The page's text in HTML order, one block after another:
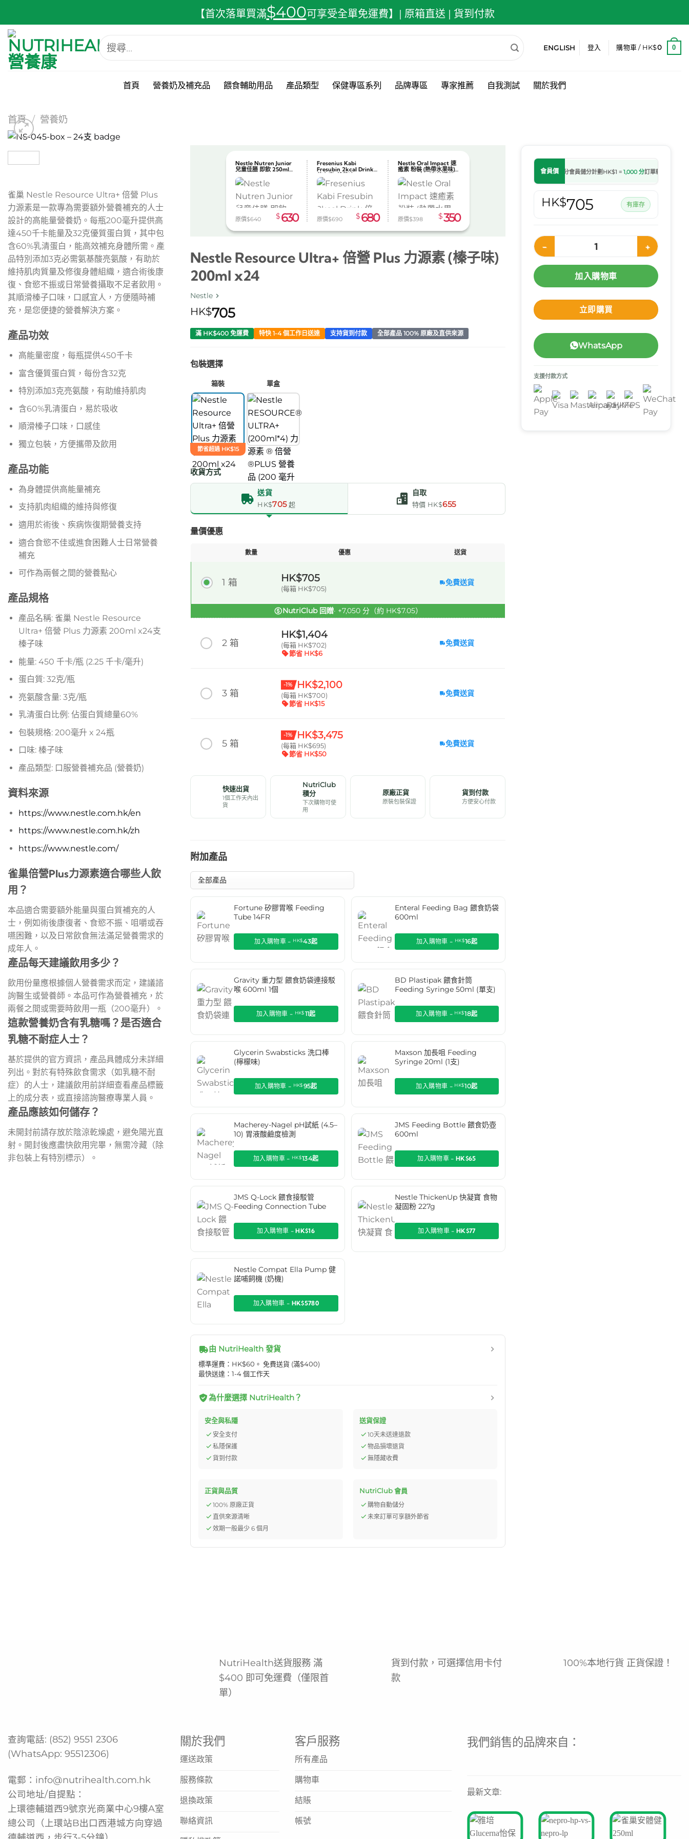
【首次落單買滿$400可享受全單免運費】| 原箱直送 | 貨到付款
搜
尋
ENGLISH 登入 購物車 / HK$0 0
首頁 營養奶及補充品 餵食輔助用品 產品類型 保健專區系列 品牌專區 專家推薦 自我測試 關於我們
首頁 / 營養奶
雀巢 Nestle Resource Ultra+ 倍營 Plus
力源素是一款專為需要額外營養補充的人士
設計的高能量營養奶。每瓶200毫升提供高
達450千卡能量及32克優質蛋白質，其中包
含60%乳清蛋白，能高效補充身體所需。產
品特別添加3克必需氨基酸亮氨酸，有助於
維持肌肉質量及修復身體組織，適合術後康
復、食慾不振或日常營養攝取不足者飲用。
其順滑榛子口味，口感宜人，方便隨時補
充，是您便捷的營養解決方案。
產品功效
高能量密度，每瓶提供450千卡
富含優質蛋白質，每份含32克
特別添加3克亮氨酸，有助維持肌肉
含60%乳清蛋白，易於吸收
順滑榛子口味，口感佳
獨立包裝，方便攜帶及飲用
產品功能
為身體提供高能量補充
支持肌肉組織的維持與修復
適用於術後、疾病恢復期營養支持
適合食慾不佳或進食困難人士日常營養
補充
可作為兩餐之間的營養點心
產品規格
產品名稱: 雀巢 Nestle Resource
Ultra+ 倍營 Plus 力源素 200ml x24支
榛子味
能量: 450 千卡/瓶 (2.25 千卡/毫升)
蛋白質: 32克/瓶
亮氨酸含量: 3克/瓶
乳清蛋白比例: 佔蛋白質總量60%
包裝規格: 200毫升 x 24瓶
口味: 榛子味
產品類型: 口服營養補充品 (營養奶)
資料來源
https://www.nestle.com.hk/en
https://www.nestle.com.hk/zh
https://www.nestle.com/
雀巢倍營Plus力源素適合哪些人飲
用？
本品適合需要額外能量與蛋白質補充的人
士，例如術後康復者、食慾不振、咀嚼或吞
嚥困難，以及日常飲食無法滿足營養需求的
成年人。
產品每天建議飲用多少？
飲用份量應根據個人營養需求而定，建議諮
詢醫生或營養師。本品可作為營養補充，於
兩餐之間或需要時飲用一瓶（200毫升）。
這款營養奶含有乳糖嗎？是否適合
乳糖不耐症人士？
基於提供的官方資訊，產品具體成分未詳細
列出。對於有特殊飲食需求（如乳糖不耐
症）的人士，建議飲用前詳細查看產品標籤
上的成分表，或直接諮詢醫療專業人員。
產品應該如何儲存？
未開封前請存放於陰涼乾燥處，避免陽光直
射。開封後應盡快飲用完畢，無需冷藏（除
非包裝上有特別標示）。
Nestle Nutren Junior
兒童佳膳 即飲 250ml
x24
原價$640 $ 630
Fresenius Kabi
Fresubin 2kcal Drink
倍力康 (雜莓味) 200ml
x24
原價$690 $ 680
Nestle Oral Impact 速
癒素 粉裝 (熱帶水果味)
74g x10包（有效期到
2026.08.31）
原價$398 $350
Nestle Resource Ultra+ 倍營 Plus 力源素 (榛子味)
200ml x24
Nestle
HK$705
滿 HK$400 免運費 特快 1-4 個工作日送達 支持貨到付款 全部產品 100% 原廠及直供來源
包裝選擇
箱裝
節省超過 HK$15
單盒
收貨方式
送貨
HK$705起
自取
特價 HK$655
量價優惠
數量 優惠 送貨
1 箱 HK$705
(每箱 HK$705)
免費送貨
NutriClub 回贈· +7,050 分（約 HK$7.05）
2 箱
HK$1,404
(每箱 HK$702)
節省 HK$6
免費送貨
3 箱
-1% HK$2,100
(每箱 HK$700)
節省 HK$15
免費送貨
5 箱
-1% HK$3,475
(每箱 HK$695)
節省 HK$50
免費送貨
快速出貨
1個工作天內出
貨
NutriClub
積分
下次購物可使
用
原廠正貨
原裝包裝保證
貨到付款
方便安心付款
附加產品
Fortune 矽膠胃喉 Feeding
Tube 14FR
加入購物車 - HK$43起
Enteral Feeding Bag 餵食奶袋
600ml
加入購物車 - HK$16起
Gravity 重力型 餵食奶袋連接駁
喉 600ml 1個
加入購物車 - HK$11起
BD Plastipak 餵食針筒
Feeding Syringe 50ml (單支)
加入購物車 - HK$18起
Glycerin Swabsticks 洗口棒
(檸檬味)
加入購物車 - HK$95起
Maxson 加長咀 Feeding
Syringe 20ml (1支)
加入購物車 - HK$10起
Macherey-Nagel pH試紙 (4.5–
10) 胃液酸鹼度檢測
加入購物車 - HK$134起
JMS Feeding Bottle 餵食奶壺
600ml
加入購物車 -HK$65
JMS Q-Lock 餵食接駁管
Feeding Connection Tube
加入購物車 -HK$16
Nestle ThickenUp 快凝寶 食物
凝固粉 227g
加入購物車 -HK$77
Nestle Compat Ella Pump 健
諾哺飼機 (奶機)
加入購物車 - HK$5780
由 NutriHealth 發貨
標準運費：HK$60。 免費送貨 (滿$400)
最快送達：1-4 個工作天
為什麼選擇 NutriHealth？
安全與私隱
安全支付
私隱保護
貨到付款
送貨保證
10天未送達退款
物品損壞退貨
無隱藏收費
正貨與品質
100% 原廠正貨
直供來源清晰
效期一般最少 6 個月
NutriClub 會員
購物自動儲分
未來訂單可享額外節省
會員價 會員儲分計劃HK$1 =1,000 分訂單轉為處理中後
HK$705 有庫存
Nestle Resource Ultra+ 倍營 Plus 力源素 (榛
加入購物車
立即購買
WhatsApp
支援付款方式
NutriHealth送貨服務 滿
$400 即可免運費（僅限首
單）
貨到付款，可選擇信用卡付
款
100%本地行貨 正貨保證！
查詢電話: (852) 9551 2306
(WhatsApp: 95512306)
電郵： info@nutrihealth.com.hk
公司地址/自提點：
上環德輔道西9號京光商業中心9樓A室
總公司（上環站B出口西港城方向穿過
關於我們
運送政策
服務條款
退換政策
聯絡資訊
客戶服務
所有產品
購物車
結賬
帳號
我們銷售的品牌來自：
最新文章: